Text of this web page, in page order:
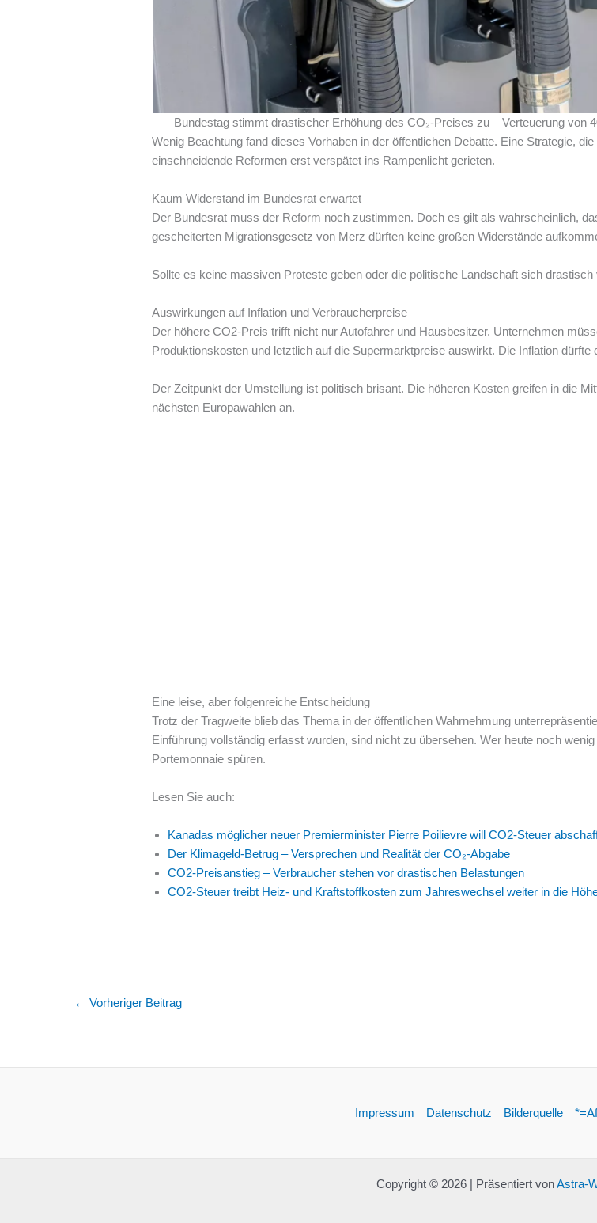
Bundestag stimmt drastischer Erhöhung des CO₂-Preises zu – Verteuerung von
Wenig Beachtung fand dieses Vorhaben in der öffentlichen Debatte. Eine Strategie,
einschneidende Reformen erst verspätet ins Rampenlicht gerieten.
Kaum Widerstand im Bundesrat erwartet
Der Bundesrat muss der Reform noch zustimmen. Doch es gilt als wahrscheinlich,
gescheiterten Migrationsgesetz von Merz dürften keine großen Widerstände
Sollte es keine massiven Proteste geben oder die politische Landschaft sich
Auswirkungen auf Inflation und Verbraucherpreise
Der höhere CO2-Preis trifft nicht nur Autofahrer und Hausbesitzer. Unternehmen
Produktionskosten und letztlich auf die Supermarktpreise auswirkt. Die Inflation dürfte
Der Zeitpunkt der Umstellung ist politisch brisant. Die höheren Kosten greifen in die
nächsten Europawahlen an.
Eine leise, aber folgenreiche Entscheidung
Trotz der Tragweite blieb das Thema in der öffentlichen Wahrnehmung
Einführung vollständig erfasst wurden, sind nicht zu übersehen. Wer heute noch
Portemonnaie spüren.
Lesen Sie auch:
Kanadas möglicher neuer Premierminister Pierre Poilievre will CO2-Steuer
Der Klimageld-Betrug – Versprechen und Realität der CO₂-Abgabe
CO2-Preisanstieg – Verbraucher stehen vor drastischen Belastungen
CO2-Steuer treibt Heiz- und Kraftstoffkosten zum Jahreswechsel weiter in die
← Vorheriger Beitrag
Impressum Datenschutz Bilderquelle
Copyright © 2026 | Präsentiert vonAstra-